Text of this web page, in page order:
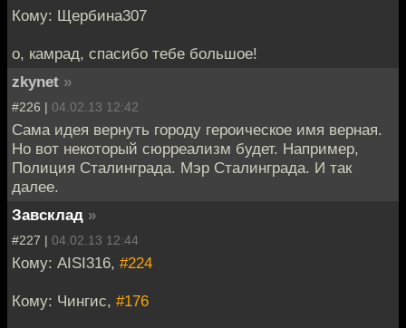
Кому: Щербина307
о, камрад, спасибо тебе большое!
zkynet »
#226 | 04.02.13 12:42
Сама идея вернуть городу героическое имя верная.
Но вот некоторый сюрреализм будет. Например,
Полиция Сталинграда. Мэр Сталинграда. И так
далее.
Завсклад »
#227 | 04.02.13 12:44
Кому: AISI316, #224
Кому: Чингис, #176